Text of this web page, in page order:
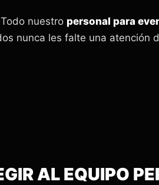
nuestro personal para
nunca les falte una atención
AL EQUIPO